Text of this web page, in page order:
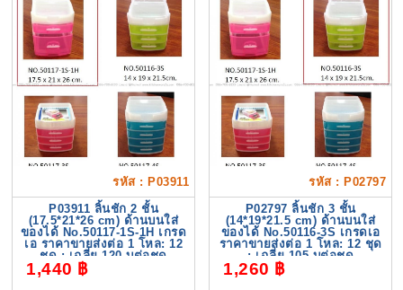
รหัส : P03911
P03911 ลิ้นชัก 2 ชั้น
(17.5*21*26 cm) ด้านบนใส่
ของได้ No.50117-1S-1H เกรด
เอ ราคาขายส่งต่อ 1 โหล: 12
ชุด : เฉลี่ย 120 บต่อชุด
1,440 ฿
รหัส : P02797
P02797 ลิ้นชัก 3 ชั้น
(14*19*21.5 cm) ด้านบนใส่
ของได้ No.50116-3S เกรดเอ
ราคาขายส่งต่อ 1 โหล: 12 ชุด
: เฉลี่ย 105 บต่อชุด
1,260 ฿